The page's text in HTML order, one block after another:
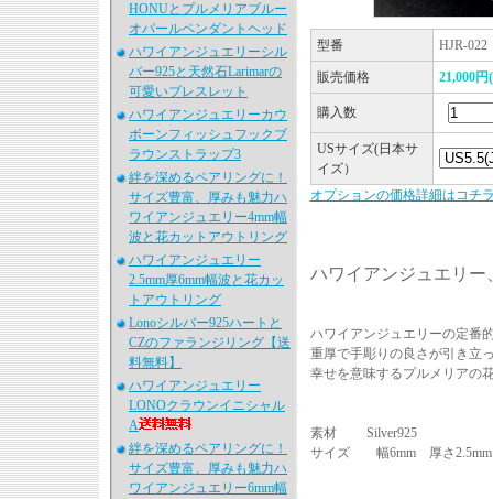
HONUとプルメリアブルー
オパールペンダントヘッド
ハワイアンジュエリーシル
バー925と天然石Larimarの
可愛いブレスレット
ハワイアンジュエリーカウ
ボーンフィッシュフックブ
ラウンストラップ3
絆を深めるペアリングに！
サイズ豊富、厚みも魅力ハ
ワイアンジュエリー4mm幅
波と花カットアウトリング
ハワイアンジュエリー
2.5mm厚6mm幅波と花カッ
トアウトリング
Lonoシルバー925ハートと
CZのファランジリング【送
料無料】
ハワイアンジュエリー
LONOクラウンイニシャル
A
絆を深めるペアリングに！
サイズ豊富、厚みも魅力ハ
ワイアンジュエリー6mm幅
型番 HJR-022
販売価格 21,000円
購入数
USサイズ(日本サ
イズ）
オプションの価格詳細はコチ
ハワイアンジュエリー
ハワイアンジュエリーの定番
重厚で手彫りの良さが引き立
幸せを意味するプルメリアの
素材 Silver925
サイズ 幅6mm 厚さ2.5mm